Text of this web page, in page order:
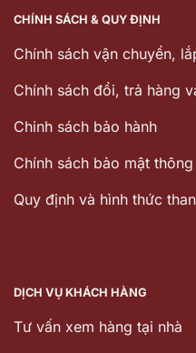
CHÍNH SÁCH & QUY ĐỊNH
Chính sách vận chuyển,
Chính sách đổi, trả hàng
Chinh sách bảo hành
Chính sách bảo mật
Quy định và hình thức
DỊCH VỤ KHÁCH HÀNG
Tư vấn xem hàng tại nhà